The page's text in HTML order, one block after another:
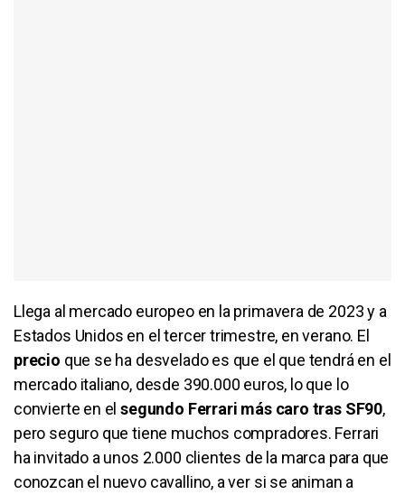
Llega al mercado europeo en la primavera de 2023 y a
Estados Unidos en el tercer trimestre, en verano. El
precio que se ha desvelado es que el que tendrá en el
mercado italiano, desde 390.000 euros, lo que lo
convierte en elsegundo Ferrari más caro tras SF90,
pero seguro que tiene muchos compradores. Ferrari
ha invitado a unos 2.000 clientes de la marca para que
conozcan el nuevo cavallino, a ver si se animan a